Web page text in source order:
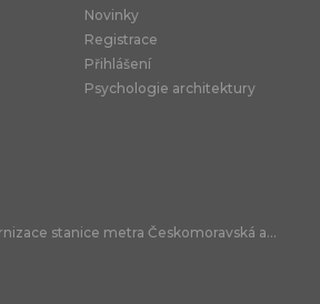
Novinky
Registrace
Přihlášení
Psychologie architektury
stanice metra Českomoravská a...